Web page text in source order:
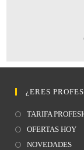
¿ERES
TARIFA
OFERTAS HOY
NOVEDADES